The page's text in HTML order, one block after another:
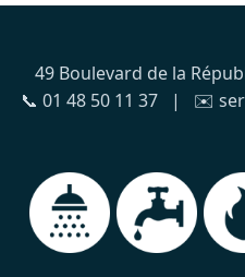
49 Boulevard de la
📞 01 48 50 11 37 | ✉️